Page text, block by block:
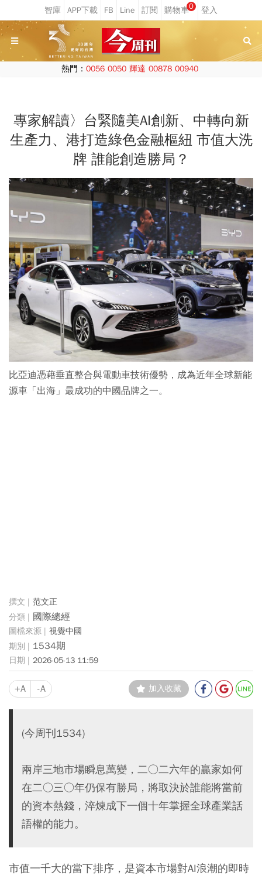
0
熱門： 0056 0050 輝達 00878 00940
專家解讀〉台緊隨美AI創新、中轉向新
生產力、港打造綠色金融樞紐 市值大洗
牌 誰能創造勝局？
比亞迪憑藉垂直整合與電動車技術優勢，成為近年全球新能
源車「出海」最成功的中國品牌之一。
范文正
國際總經
視覺中國
1534期
2026-05-13 11:59
+A -A 加入收藏
(今周刊1534)
兩岸三地市場瞬息萬變，二○二六年的贏家如何
在二○三○年仍保有勝局，將取決於誰能將當前
的資本熱錢，淬煉成下一個十年掌握全球產業話
語權的能力。
市值一千大的當下排序，是資本市場對AI浪潮的即時